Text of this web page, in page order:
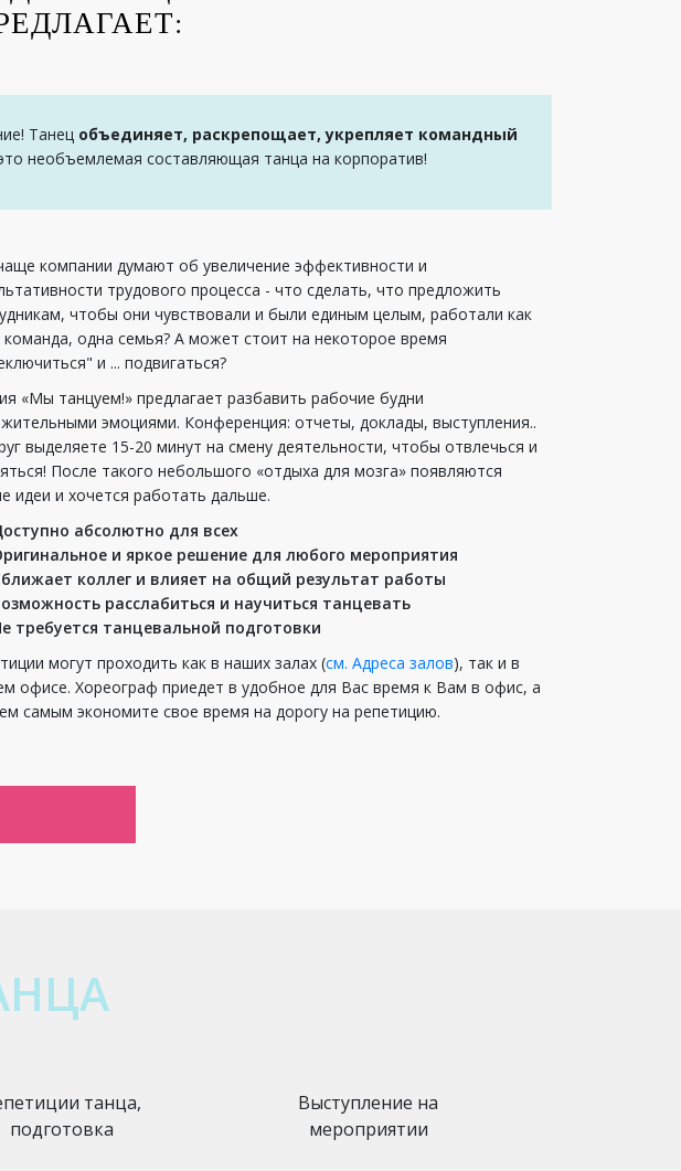
Танец объединяет, раскрепощает, укрепляет командный
необъемлемая составляющая танца на корпоратив!
компании думают об увеличение эффективности и
трудового процесса - что сделать, что предложить
чтобы они чувствовали и были единым целым, работали как
команда, одна семья? А может стоит на некоторое время
и ... подвигаться?
«Мы танцуем!» предлагает разбавить рабочие будни
эмоциями. Конференция: отчеты, доклады, выступления..
выделяете 15-20 минут на смену деятельности, чтобы отвлечься и
После такого небольшого «отдыха для мозга» появляются
идеи и хочется работать дальше.
абсолютно для всех
и яркое решение для любого мероприятия
коллег и влияет на общий результат работы
расслабиться и научиться танцевать
танцевальной подготовки
могут проходить как в наших залах (см. Адреса залов), так и в
офисе. Хореограф приедет в удобное для Вас время к Вам в офис, а
самым экономите свое время на дорогу на репетицию.
танца,
подготовка
Выступление на
мероприятии